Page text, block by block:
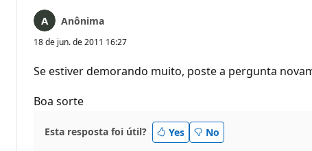
Anônima
18 de jun. de 2011 16:27
Se estiver demorando muito, poste a pergunta
Boa sorte
Esta resposta foi útil? Yes No